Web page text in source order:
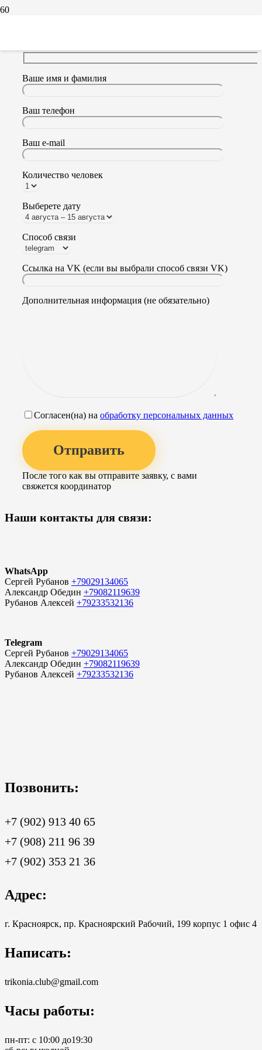
Ваше имя и фамилия
Ваш телефон
Ваш e-mail
Количество человек
Выберете дату
Способ связи
Ссылка на VK (если вы выбрали способ связи VK)
Дополнительная информация (не обязательно)
Согласен(на) на обработку персональных данных
После того как вы отправите заявку, с вами
свяжется координатор
Наши контакты для связи:
WhatsApp
Сергей Рубанов +79029134065
Александр Обедин +79082119639
Рубанов Алексей +79233532136
Telegram
Сергей Рубанов +79029134065
Александр Обедин +79082119639
Рубанов Алексей +79233532136
Позвонить:
+7 (902) 913 40 65
+7 (908) 211 96 39
+7 (902) 353 21 36
Адрес:
г. Красноярск, пр. Красноярский Рабочий, 199 корпус 1 офис 4
Написать:
trikonia.club@gmail.com
Часы работы:
пн-пт: с 10:00 до19:30